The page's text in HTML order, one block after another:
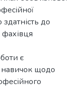
до
фахівця
є
навичок щодо